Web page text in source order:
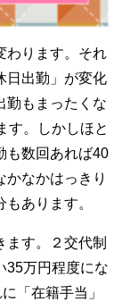
わります。それ
日出勤」が変化
勤もまったくな
す。しかしほと
も数回あれば40
なかはっきり
あります。
ます。２交代制
35万円程度にな
「在籍手当」